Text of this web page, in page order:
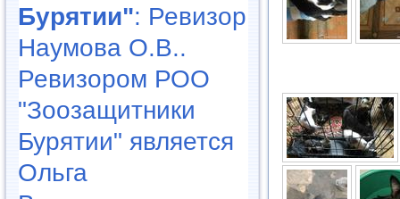
Бурятии": Ревизор
Наумова О.В..
Ревизором РОО
"Зоозащитники
Бурятии" является
Ольга